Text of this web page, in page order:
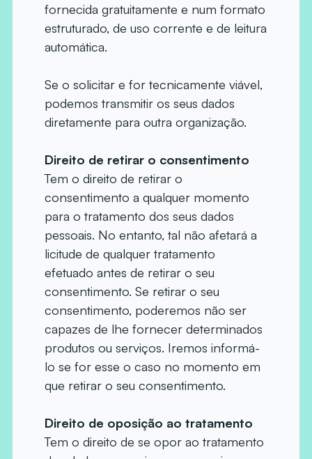
fornecida gratuitamente e num formato
estruturado, de uso corrente e de leitura
automática.
Se o solicitar e for tecnicamente viável,
podemos transmitir os seus dados
diretamente para outra organização.
Direito de retirar o consentimento
Tem o direito de retirar o
consentimento a qualquer momento
para o tratamento dos seus dados
pessoais. No entanto, tal não afetará a
licitude de qualquer tratamento
efetuado antes de retirar o seu
consentimento. Se retirar o seu
consentimento, poderemos não ser
capazes de lhe fornecer determinados
produtos ou serviços. Iremos informá-
lo se for esse o caso no momento em
que retirar o seu consentimento.
Direito de oposição ao tratamento
Tem o direito de se opor ao tratamento